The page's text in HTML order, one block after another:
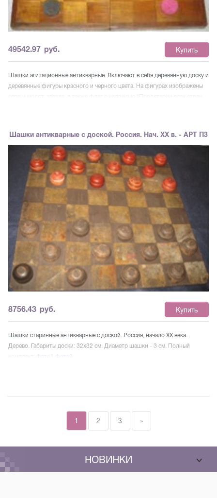
49542.97 руб. Купить
Шашки агитационные антикварные. Включают в себя деревянную доску и
деревянные фигуры красного и черного цвета. На фигурах изображены
серп и молот, звезда, а также флаг с надписью "Пролетарии всех стран
Существовал план пропаганды, согласно которому символы новой
власти следовало размещать повсюду. Даже спичечные коробки и
тарелки должны были рассказывать народу о свершениях революции.
Утилитарно-декоративные предметы должны были сопровождаться
революционными лозунгами.
ФОТО ФОТО ФОТО ФОТО
Шашки антикварные с доской. Россия. Нач. XX в. - АРТ П3
8756.43 руб. Купить
Шашки старинные антикварные с доской. Россия, начало XX века.
Дерево. Габариты доски: 32x32 см. Диаметр шашки - 3 см. Полный
Фото1 Фото2
1 2 3 »
НОВИНКИ